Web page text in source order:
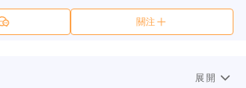
關注
展開